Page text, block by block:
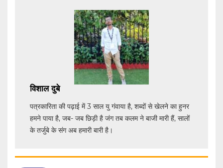
विशाल दुबे
पत्रकारिता की पढ़ाई में 3 साल यु गंवाया है, शब्दों से खेलने का हुनर
हमने पाया है, जब- जब छिड़ी है जंग तब कलम ने बाजी मारी हैं, सालों
के तर्जुबे के संग अब हमारी बारी है।